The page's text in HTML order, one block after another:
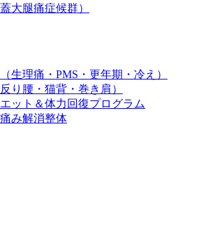
大腿痛症候群）
生理痛・PMS・更年期・冷え）
り腰・猫背・巻き肩）
ット＆体力回復プログラム
み解消整体